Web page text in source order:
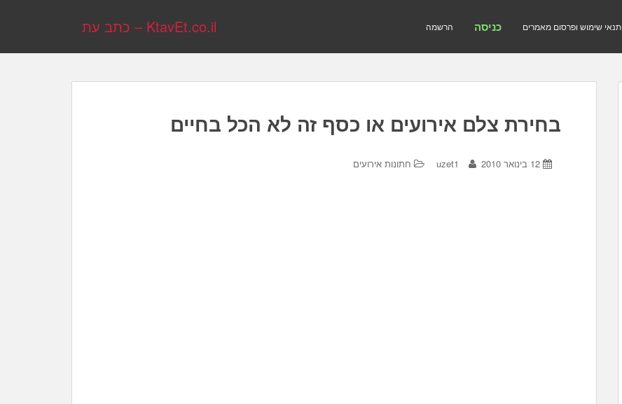
KtavEt.co.il – כתב עת הרשמה כניסה תנאי שימוש ופרסום מאמרים
בחירת צלם אירועים או כסף זה לא הכל בחיים
12 בינואר 2010 uzet1 חתונות אירועים